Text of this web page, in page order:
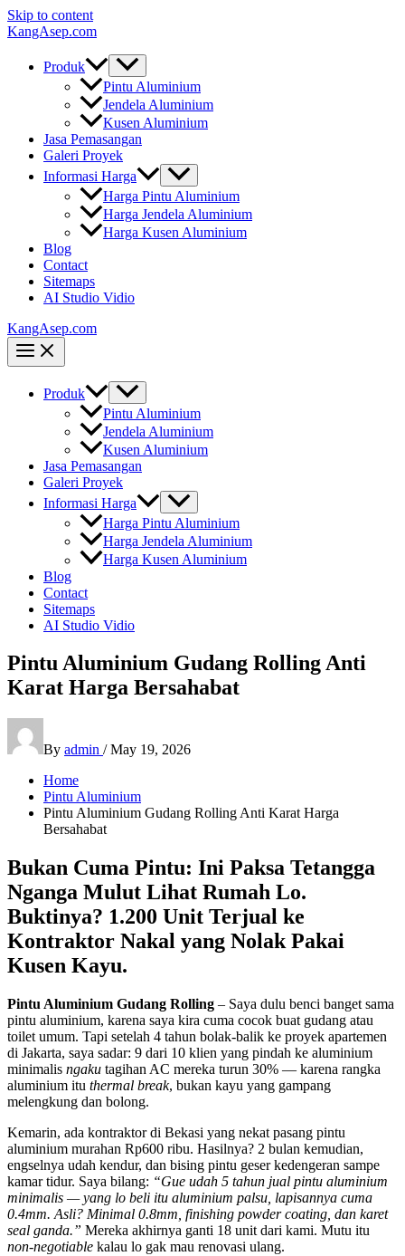
Skip to content
KangAsep.com
Produk
Pintu Aluminium
Jendela Aluminium
Kusen Aluminium
Jasa Pemasangan
Galeri Proyek
Informasi Harga
Harga Pintu Aluminium
Harga Jendela Aluminium
Harga Kusen Aluminium
Blog
Contact
Sitemaps
AI Studio Vidio
KangAsep.com
Produk
Pintu Aluminium
Jendela Aluminium
Kusen Aluminium
Jasa Pemasangan
Galeri Proyek
Informasi Harga
Harga Pintu Aluminium
Harga Jendela Aluminium
Harga Kusen Aluminium
Blog
Contact
Sitemaps
AI Studio Vidio
Pintu Aluminium Gudang Rolling Anti
Karat Harga Bersahabat
By admin /May 19, 2026
Home
Pintu Aluminium
Pintu Aluminium Gudang Rolling Anti Karat Harga
Bersahabat
Bukan Cuma Pintu: Ini Paksa Tetangga
Nganga Mulut Lihat Rumah Lo.
Buktinya? 1.200 Unit Terjual ke
Kontraktor Nakal yang Nolak Pakai
Kusen Kayu.
Pintu Aluminium Gudang Rolling – Saya dulu benci banget sama
pintu aluminium, karena saya kira cuma cocok buat gudang atau
toilet umum. Tapi setelah 4 tahun bolak-balik ke proyek apartemen
di Jakarta, saya sadar: 9 dari 10 klien yang pindah ke aluminium
minimalis ngaku tagihan AC mereka turun 30% — karena rangka
aluminium itu thermal break, bukan kayu yang gampang
melengkung dan bolong.
Kemarin, ada kontraktor di Bekasi yang nekat pasang pintu
aluminium murahan Rp600 ribu. Hasilnya? 2 bulan kemudian,
engselnya udah kendur, dan bising pintu geser kedengeran sampe
kamar tidur. Saya bilang: “Gue udah 5 tahun jual pintu aluminium
minimalis — yang lo beli itu aluminium palsu, lapisannya cuma
0.4mm. Asli? Minimal 0.8mm, finishing powder coating, dan karet
seal ganda.” Mereka akhirnya ganti 18 unit dari kami. Mutu itu
non-negotiable kalau lo gak mau renovasi ulang.